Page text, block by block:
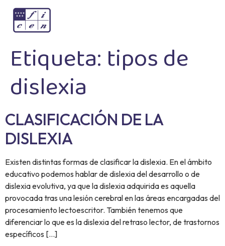
Etiqueta: tipos de
dislexia
CLASIFICACIÓN DE LA
DISLEXIA
Existen distintas formas de clasificar la dislexia. En el ámbito
educativo podemos hablar de dislexia del desarrollo o de
dislexia evolutiva, ya que la dislexia adquirida es aquella
provocada tras una lesión cerebral en las áreas encargadas del
procesamiento lectoescritor. También tenemos que
diferenciar lo que es la dislexia del retraso lector, de trastornos
específicos […]